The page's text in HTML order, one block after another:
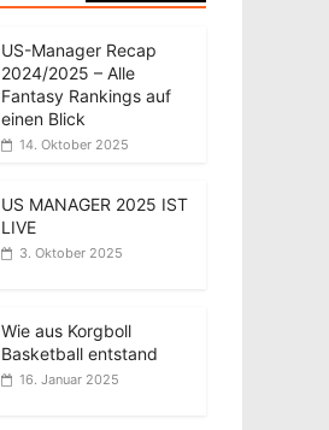
US-Manager Recap
2024/2025 – Alle
Fantasy Rankings auf
einen Blick
14. Oktober 2025
US MANAGER 2025 IST
LIVE
3. Oktober 2025
Wie aus Korgboll
Basketball entstand
16. Januar 2025